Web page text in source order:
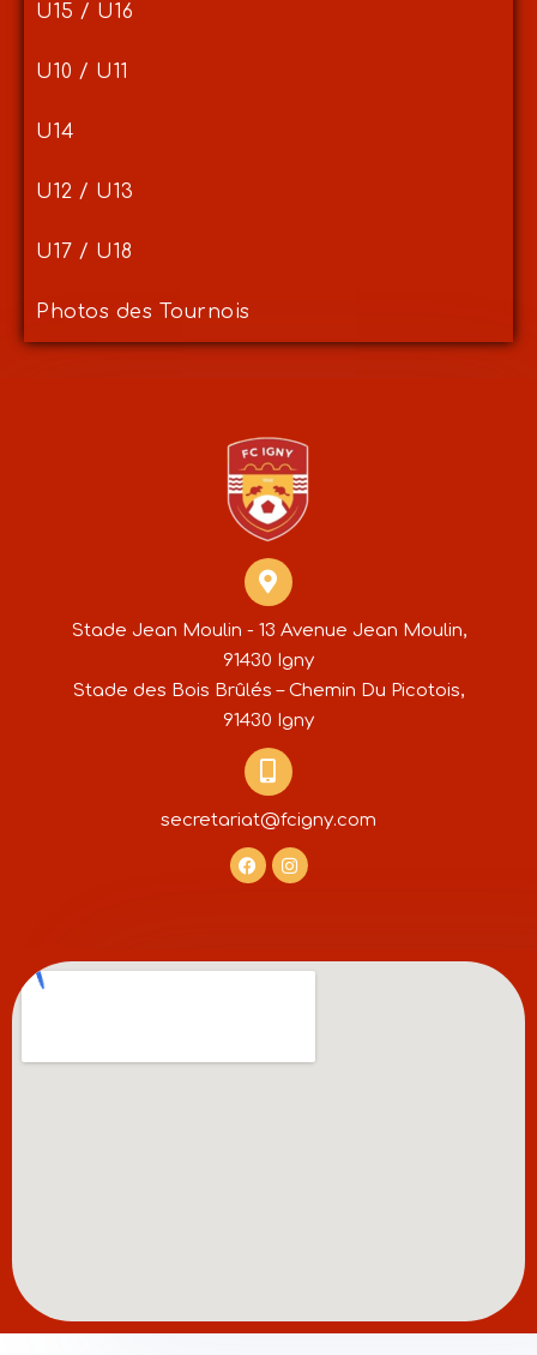
U15 / U16
U10 / U11
U14
U12 / U13
U17 / U18
Photos des Tournois
Stade Jean Moulin - 13 Avenue Jean Moulin,
91430 Igny
Stade des Bois Brûlés – Chemin Du Picotois,
91430 Igny
secretariat@fcigny.com